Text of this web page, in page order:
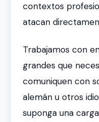
contextos
atacan
Trabajamos con
grandes que
comuniquen con
alemán u otros
suponga una